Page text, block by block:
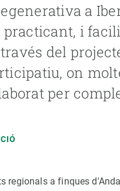
a
practicant, i
del
on
per
regionals a finques